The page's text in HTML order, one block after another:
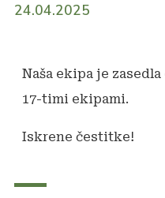
24.04.2025
Naša ekipa je
17-timi ekipami.
Iskrene čestitke!